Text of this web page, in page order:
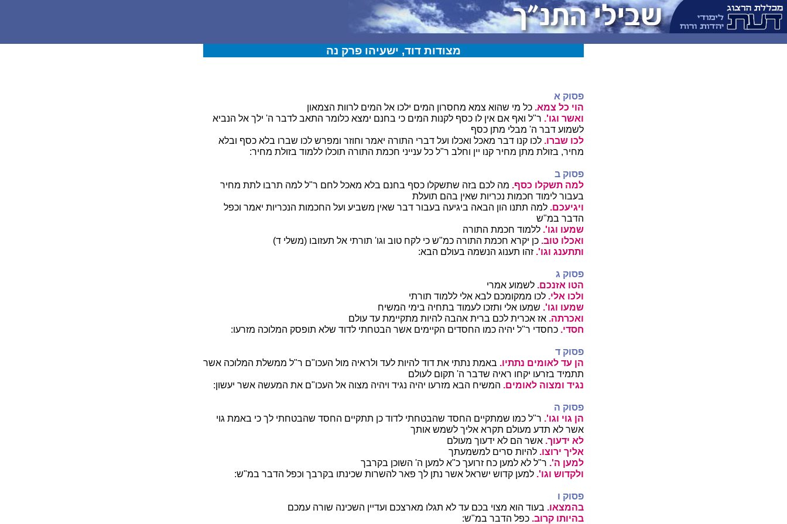
מצודות דוד, ישעיהו פרק נה
פסוק א
הוי כל צמא. כל מי שהוא צמא מחסרון המים ילכו אל המים לרוות הצמאון
ואשר וגו'. ר"ל ואף אם אין לו כסף לקנות המים כי בחנם ימצא כלומר התאב לדבר ה' ילך אל הנביא
לשמוע דבר ה' מבלי מתן כסף
לכו שברו. לכו קנו דבר מאכל ואכלו ועל דברי התורה יאמר וחוזר ומפרש לכו שברו בלא כסף ובלא
מחיר, בזולת מתן מחיר קנו יין וחלב ר"ל כל ענייני חכמת התורה תוכלו ללמוד בזולת מחיר:
פסוק ב
למה תשקלו כסף. מה לכם בזה שתשקלו כסף בחנם בלא מאכל לחם ר"ל למה תרבו לתת מחיר
בעבור לימוד חכמות נכריות שאין בהם תועלת
ויגיעכם. למה תתנו הון הבאה ביגיעה בעבור דבר שאין משביע ועל החכמות הנכריות יאמר וכפל
הדבר במ"ש
שמעו וגו'. ללמוד חכמת התורה
ואכלו טוב. כן יקרא חכמת התורה כמ"ש כי לקח טוב וגו' תורתי אל תעזובו (משלי ד)
ותתענג וגו'. זהו תענוג הנשמה בעולם הבא:
פסוק ג
הטו אזנכם. לשמוע אמרי
ולכו אלי. לכו ממקומכם לבא אלי ללמוד תורתי
שמעו וגו'. שמעו אלי ותזכו לעמוד בתחיה בימי המשיח
ואכרתה. אז אכרית לכם ברית אהבה להיות מתקיימת עד עולם
חסדי. כחסדי ר"ל יהיה כמו החסדים הקיימים אשר הבטחתי לדוד שלא תופסק המלוכה מזרעו:
פסוק ד
הן עד לאומים נתתיו. באמת נתתי את דוד להיות לעד ולראיה מול העכו"ם ר"ל ממשלת המלוכה אשר
תתמיד בזרעו יקחו ראיה שדבר ה' תקום לעולם
נגיד ומצוה לאומים. המשיח הבא מזרעו יהיה נגיד ויהיה מצוה אל העכו"ם את המעשה אשר יעשון:
פסוק ה
הן גוי וגו'. ר"ל כמו שמתקיים החסד שהבטחתי לדוד כן תתקיים החסד שהבטחתי לך כי באמת גוי
אשר לא תדע מעולם תקרא אליך לשמש אותך
לא ידעוך. אשר הם לא ידעוך מעולם
אליך ירוצו. להיות סרים למשמעתך
למען ה'. ר"ל לא למען כח זרועך כ"א למען ה' השוכן בקרבך
ולקדוש וגו'. למען קדוש ישראל אשר נתן לך פאר להשרות שכינתו בקרבך וכפל הדבר במ"ש:
פסוק ו
בהמצאו. בעוד הוא מצוי בכם עד לא תגלו מארצכם ועדיין השכינה שורה עמכם
בהיותו קרוב. כפל הדבר במ"ש: